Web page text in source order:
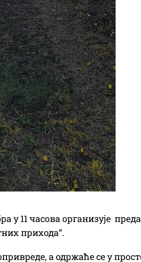
у 11 часова организује
прихода“.
а одржаће се у